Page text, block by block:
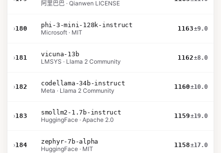
阿里巴巴 · Qianwen LICENSE
›180
phi-3-mini-128k-instruct
Microsoft · MIT
1163±9.0
›181
vicuna-13b
LMSYS · Llama 2 Community
1162±8.0
›182
codellama-34b-instruct
Meta · Llama 2 Community
1160±10.0
›183
smollm2-1.7b-instruct
HuggingFace · Apache 2.0
1159±19.0
›184
zephyr-7b-alpha
HuggingFace · MIT
1158±17.0